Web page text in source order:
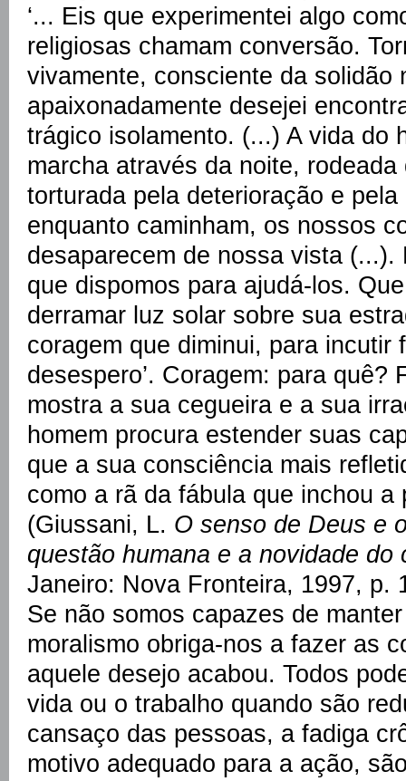
‘... Eis que experimentei algo
religiosas chamam conversão.
vivamente, consciente da solidão
apaixonadamente desejei
trágico isolamento. (...) A vida do
marcha através da noite,
torturada pela deterioração e
enquanto caminham, os nossos
desaparecem de nossa vista
que dispomos para ajudá-los.
derramar luz solar sobre sua
coragem que diminui, para incutir
desespero’. Coragem: para quê?
mostra a sua cegueira e a sua
homem procura estender suas
que a sua consciência mais
como a rã da fábula que inchou a
(Giussani, L. O senso de Deus e
questão humana e a novidade do
Janeiro: Nova Fronteira, 1997, p.
Se não somos capazes de
moralismo obriga-nos a fazer as
aquele desejo acabou. Todos
vida ou o trabalho quando são
cansaço das pessoas, a fadiga
motivo adequado para a ação,